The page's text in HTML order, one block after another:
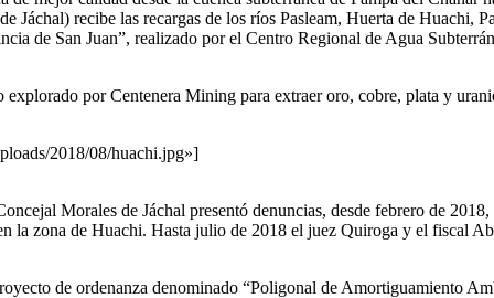
Jáchal) recibe las recargas de los ríos Pasleam, Huerta de Huachi,
de San Juan”, realizado por el Centro Regional de Agua
por Centenera Mining para extraer oro, cobre, plata y
2018/08/huachi.jpg»]
Morales de Jáchal presentó denuncias, desde febrero de
la zona de Huachi. Hasta julio de 2018 el juez Quiroga y el fiscal
de ordenanza denominado “Poligonal de Amortiguamiento